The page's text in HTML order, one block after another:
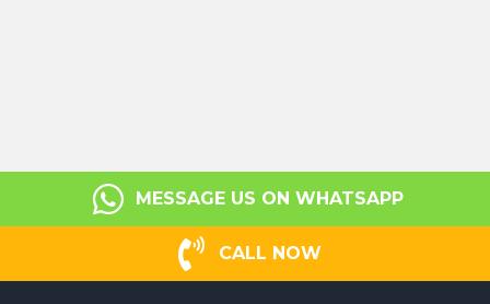
MESSAGE US ON WHATSAPP
CALL NOW